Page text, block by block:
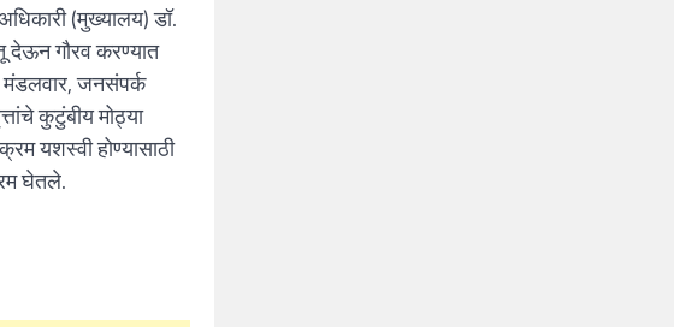
(मुख्यालय) डॉ.
देऊन गौरव करण्यात
मंडलवार, जनसंपर्क
कुटुंबीय मोठ्या
यशस्वी होण्यासाठी
घेतले.